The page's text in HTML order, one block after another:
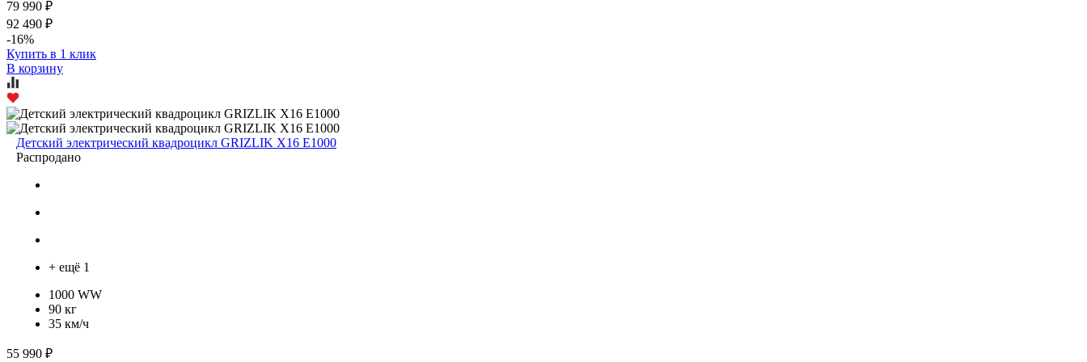
79 990 ₽
92 490 ₽
-16%
Купить в 1 клик
В корзину
Детский электрический квадроцикл GRIZLIK Х16 E1000
Распродано
+ ещё 1
1000 WW
90 кг
35 км/ч
55 990 ₽